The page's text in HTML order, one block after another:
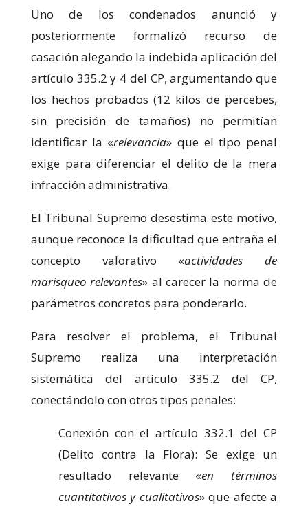
Uno de los condenados anunció y
posteriormente formalizó recurso de
casación alegando la indebida aplicación del
artículo 335.2 y 4 del CP, argumentando que
los hechos probados (12 kilos de percebes,
sin precisión de tamaños) no permitían
identificar la «relevancia» que el tipo penal
exige para diferenciar el delito de la mera
infracción administrativa.
El Tribunal Supremo desestima este motivo,
aunque reconoce la dificultad que entraña el
concepto valorativo «actividades de
marisqueo relevantes» al carecer la norma de
parámetros concretos para ponderarlo.
Para resolver el problema, el Tribunal
Supremo realiza una interpretación
sistemática del artículo 335.2 del CP,
conectándolo con otros tipos penales:
Conexión con el artículo 332.1 del CP
(Delito contra la Flora): Se exige un
resultado relevante «en términos
cuantitativos y cualitativos» que afecte a